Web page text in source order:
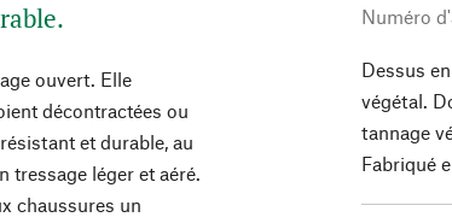
ouvert. Elle
décontractées ou
et durable, au
tressage léger et aéré.
chaussures un
Numéro
Dessus
végétal.
tannage
Fabriqué